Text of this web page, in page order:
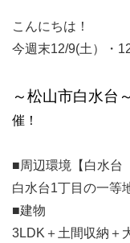
こんにちは！
今週末12/9(土）・
～松山市白水台
催！
■周辺環境【白水台
白水台1丁目の一等
■建物
3LDK＋土間収納＋